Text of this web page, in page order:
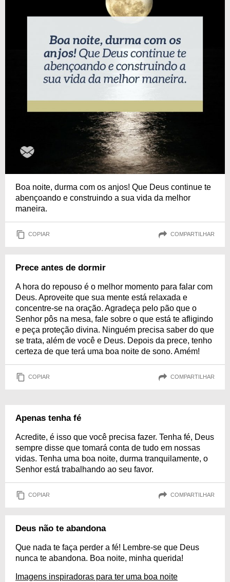
Boa noite, durma com os anjos! Que Deus continue te
abençoando e construindo a sua vida da melhor
maneira.
COPIAR COMPARTILHAR
Prece antes de dormir
A hora do repouso é o melhor momento para falar com
Deus. Aproveite que sua mente está relaxada e
concentre-se na oração. Agradeça pelo pão que o
Senhor pôs na mesa, fale sobre o que está te afligindo
e peça proteção divina. Ninguém precisa saber do que
se trata, além de você e Deus. Depois da prece, tenho
certeza de que terá uma boa noite de sono. Amém!
COPIAR COMPARTILHAR
Apenas tenha fé
Acredite, é isso que você precisa fazer. Tenha fé, Deus
sempre disse que tomará conta de tudo em nossas
vidas. Tenha uma boa noite, durma tranquilamente, o
Senhor está trabalhando ao seu favor.
COPIAR COMPARTILHAR
Deus não te abandona
Que nada te faça perder a fé! Lembre-se que Deus
nunca te abandona. Boa noite, minha querida!
Imagens inspiradoras para ter uma boa noite